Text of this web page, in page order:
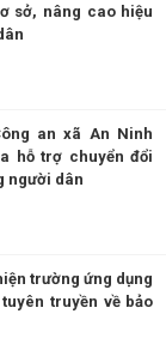
sở, nâng cao hiệu
an xã An Ninh
hỗ trợ chuyển đổi
người dân
trường ứng dụng
truyền về bảo